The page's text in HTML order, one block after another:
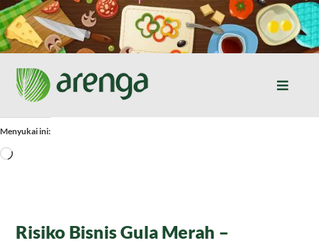
Skip
to
content
Toggle
Home
Menyukai ini:
Memuat...
Risiko Bisnis Gula Merah –